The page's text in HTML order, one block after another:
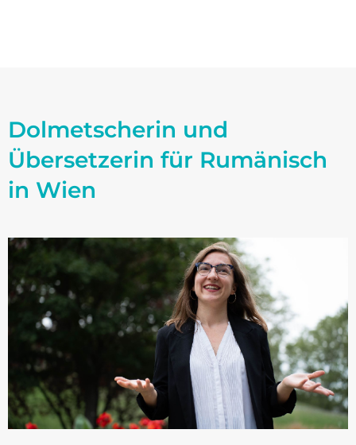
Dolmetscherin und
Übersetzerin für Rumänisch
in Wien